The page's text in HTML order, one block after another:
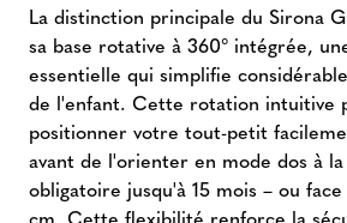
La distinction principale du Sirona
sa base rotative à 360° intégrée,
essentielle qui simplifie
de l'enfant. Cette rotation intuitive
positionner votre tout-petit
avant de l'orienter en mode dos à
obligatoire jusqu'à 15 mois – ou
cm. Cette flexibilité renforce la